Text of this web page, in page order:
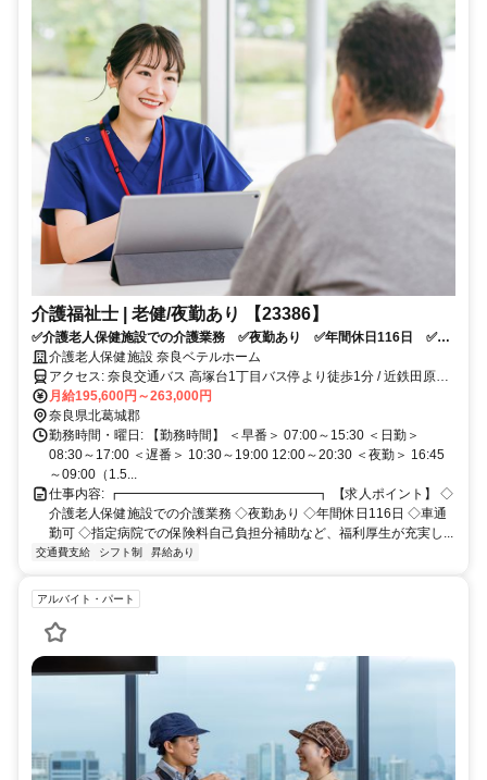
介護福祉士 | 老健/夜勤あり 【23386】
✅介護老人保健施設での介護業務 ✅夜勤あり ✅年間休日116日 ✅車
通勤可 ✅指定病院での保険料自己負担分補助など、福利厚生が充実し
た施設です！ ✅応募条件：介護系資格をお持ちの方
介護老人保健施設 奈良ベテルホーム
アクセス: 奈良交通バス 高塚台1丁目バス停より徒歩1分 / 近鉄田原本
線「佐味田川駅」徒歩 12分
月給195,600円～263,000円
奈良県北葛城郡
勤務時間・曜日: 【勤務時間】 ＜早番＞ 07:00～15:30 ＜日勤＞
08:30～17:00 ＜遅番＞ 10:30～19:00 12:00～20:30 ＜夜勤＞ 16:45
～09:00（1.5...
仕事内容: ┏━━━━━━━━━━━━━━━┓ 【求人ポイント】 ◇
介護老人保健施設での介護業務 ◇夜勤あり ◇年間休日116日 ◇車通
勤可 ◇指定病院での保険料自己負担分補助など、福利厚生が充実し...
交通費支給 シフト制 昇給あり
アルバイト・パート